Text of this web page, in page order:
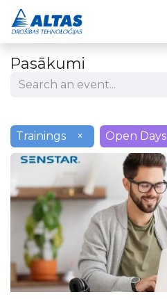
Pasākumi
Trainings × Open Days